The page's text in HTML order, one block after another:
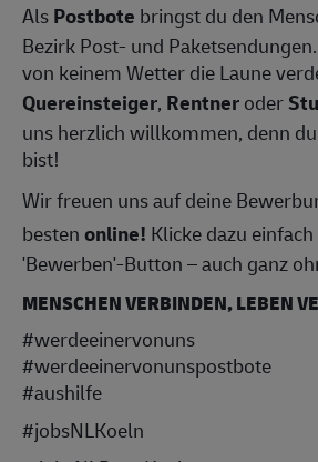
AlsPostbote bringst du den
Bezirk Post- und
von keinem Wetter die Laune
Quereinsteiger, Rentneroder
uns herzlich willkommen, denn
bist!
Wir freuen uns auf deine
bestenonline! Klicke dazu
'Bewerben'-Button – auch ganz
MENSCHEN VERBINDEN, LEBEN
#werdeeinervonuns
#werdeeinervonunspostbote
#aushilfe
#jobsNLKoeln